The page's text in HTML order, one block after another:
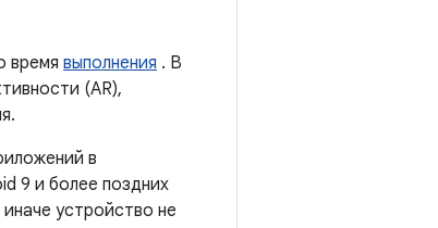
время выполнения . В
(AR),
в
9 и более поздних
устройство не